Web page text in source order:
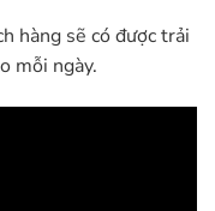
hàng sẽ có được trải
mỗi ngày.